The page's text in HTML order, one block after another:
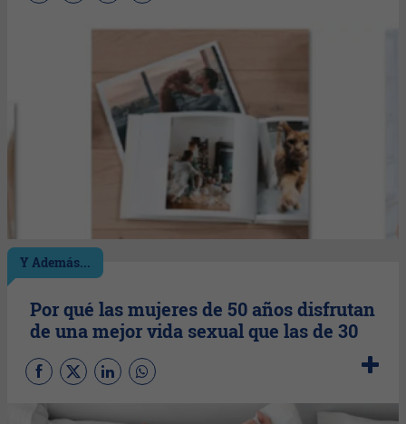
Y Además...
Por qué las mujeres de 50 años disfrutan
de una mejor vida sexual que las de 30